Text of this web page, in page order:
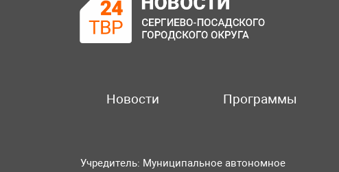
Новости Программы
Учредитель: Муниципальное автономное